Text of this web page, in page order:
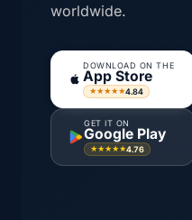
worldwide.
DOWNLOAD ON THE
App Store
★★★★★4.84
GET IT ON
Google Play
★★★★★4.76